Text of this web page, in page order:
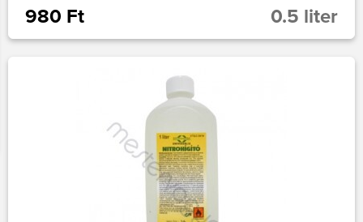
980 Ft 0.5 liter